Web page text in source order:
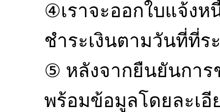
④เราจะออกใบแจ้ง
ชำระเงินตามวันที่ที่ร
⑤ หลังจากยืนยันการ
พร้อมข้อมูลโดยละเอี